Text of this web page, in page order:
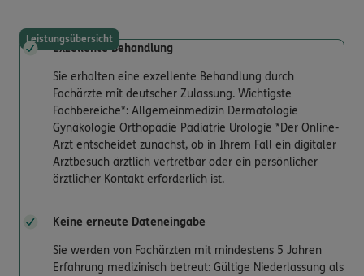
Leistungsübersicht
Exzellente Behandlung
Sie erhalten eine exzellente Behandlung durch
Fachärzte mit deutscher Zulassung. Wichtigste
Fachbereiche*: Allgemeinmedizin Dermatologie
Gynäkologie Orthopädie Pädiatrie Urologie *Der Online-
Arzt entscheidet zunächst, ob in Ihrem Fall ein digitaler
Arztbesuch ärztlich vertretbar oder ein persönlicher
ärztlicher Kontakt erforderlich ist.
Keine erneute Dateneingabe
Sie werden von Fachärzten mit mindestens 5 Jahren
Erfahrung medizinisch betreut: Gültige Niederlassung als